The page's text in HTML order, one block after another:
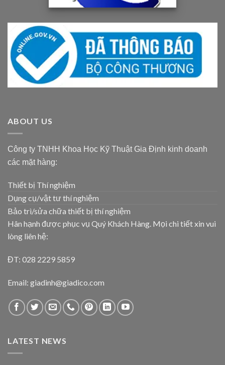
ABOUT US
Công ty TNHH Khoa Học Kỹ Thuật Gia Định kinh doanh
các mặt hàng:
Thiết bị Thí nghiệm
Dụng cụ/vật tư thí nghiệm
Bảo trì/sửa chữa thiết bị thí nghiệm
Hân hạnh được phục vụ Quý Khách Hàng. Mọi chi tiết xin vui
lòng liên hệ:
ĐT: 028 2229 5859
Email: giadinh@giadico.com
LATEST NEWS